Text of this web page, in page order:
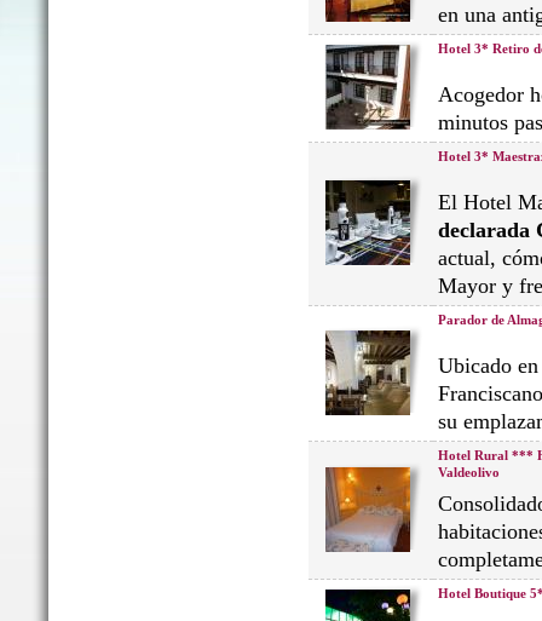
en una
Hotel 3* Retiro
Acogedor
minutos
Hotel 3*
El Hotel
declarada
actual,
Mayor y
Parador de
Ubicado
su
Hotel Rural ***
Valdeolivo
Hotel Boutique